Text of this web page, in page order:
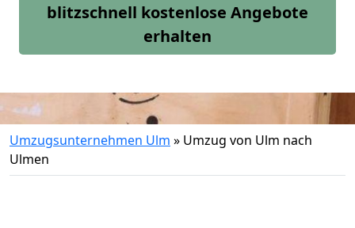
blitzschnell kostenlose Angebote
erhalten
Umzugsunternehmen Ulm » Umzug von Ulm nach
Ulmen